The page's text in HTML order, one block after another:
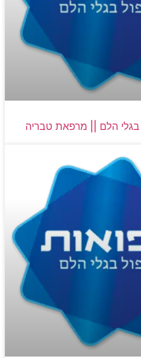
בגלי הלם || מרפאת טבריה